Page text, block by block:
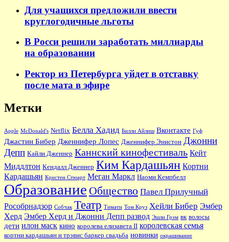
Для учащихся предложили ввести
круглогодичные льготы
В Росси решили заработать миллиарды
на образовании
Ректор из Петербурга уйдет в отставку
после мата в эфире
Метки
Apple McDonald's Netflix Белла Хадид Билли Айлиш Вконтакте Гуф
Джастин Бибер Дженнифер Лопес Дженнифер Энистон Джонни
Депп Кайли Дженнер Каннский кинофестиваль Кейт
Миддлтон Кендалл Дженнер Ким Кардашьян Кортни
Кардашьян Кристен Стюарт Меган Маркл Наоми Кемпбелл
Образование Общество Павел Прилучный
Рособрнадзор Собчак Театр Тимати Том Круз Хейли Бибер Эмбер
Херд Эмбер Херд и Джонни Депп развод Эшли Грэм вк волосы
дети илон маск кино королева елизавета II королевская семья
кортни кардашьян и трэвис баркер свадьба новинки окрашивание